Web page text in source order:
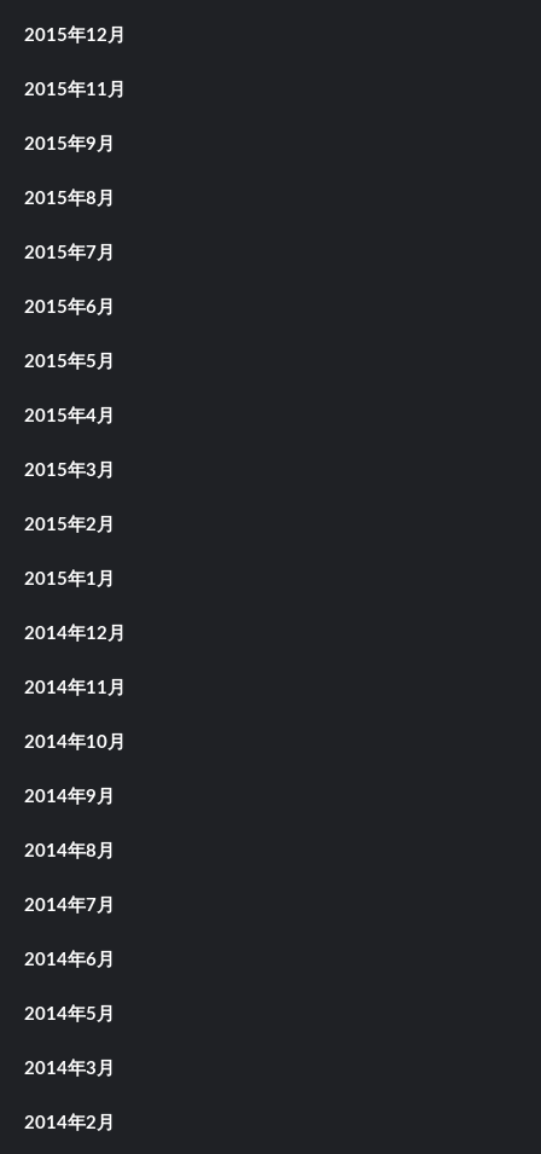
2015年12月
2015年11月
2015年9月
2015年8月
2015年7月
2015年6月
2015年5月
2015年4月
2015年3月
2015年2月
2015年1月
2014年12月
2014年11月
2014年10月
2014年9月
2014年8月
2014年7月
2014年6月
2014年5月
2014年3月
2014年2月